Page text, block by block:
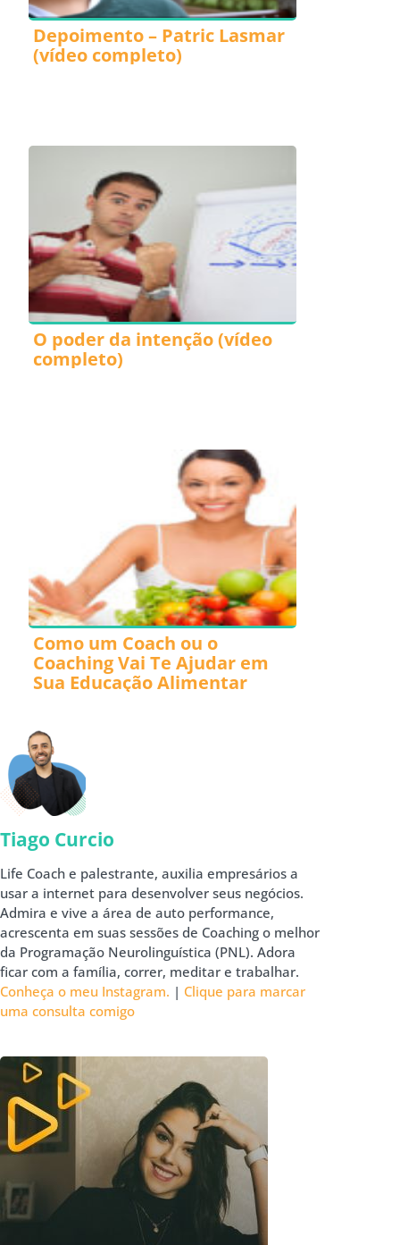
Depoimento – Patric Lasmar
(vídeo completo)
O poder da intenção (vídeo
completo)
Como um Coach ou o
Coaching Vai Te Ajudar em
Sua Educação Alimentar
Tiago Curcio
Life Coach e palestrante, auxilia empresários a
usar a internet para desenvolver seus negócios.
Admira e vive a área de auto performance,
acrescenta em suas sessões de Coaching o melhor
da Programação Neurolinguística (PNL). Adora
ficar com a família, correr, meditar e trabalhar.
Conheça o meu Instagram. | Clique para marcar
uma consulta comigo